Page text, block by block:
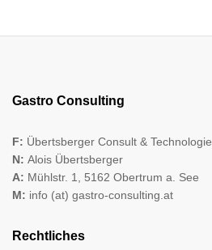
Gastro Consulting
F: Übertsberger Consult & Technologie
N: Alois Übertsberger
A: Mühlstr. 1, 5162 Obertrum a. See
M: info (at) gastro-consulting.at
Rechtliches